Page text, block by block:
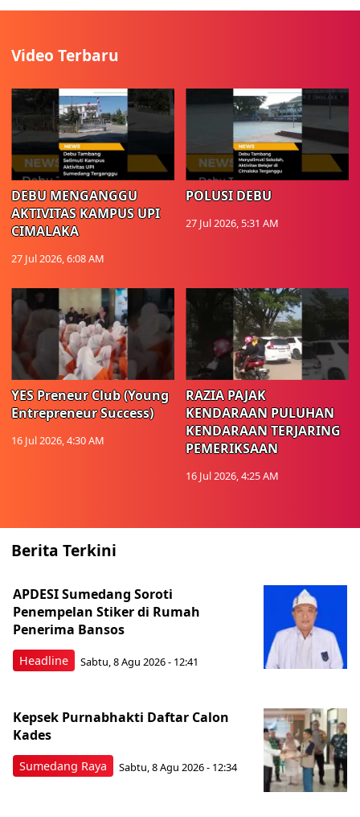
Video Terbaru
DEBU MENGANGGU
AKTIVITAS KAMPUS UPI
CIMALAKA
27 Jul 2026, 6:08 AM
POLUSI DEBU
27 Jul 2026, 5:31 AM
YES Preneur Club (Young
Entrepreneur Success)
16 Jul 2026, 4:30 AM
RAZIA PAJAK
KENDARAAN PULUHAN
KENDARAAN TERJARING
PEMERIKSAAN
16 Jul 2026, 4:25 AM
Berita Terkini
Headline
APDESI Sumedang Soroti
Penempelan Stiker di Rumah
Penerima Bansos
Sabtu, 8 Agu 2026 - 12:41
Sumedang Raya
Kepsek Purnabhakti Daftar Calon
Kades
Sabtu, 8 Agu 2026 - 12:34